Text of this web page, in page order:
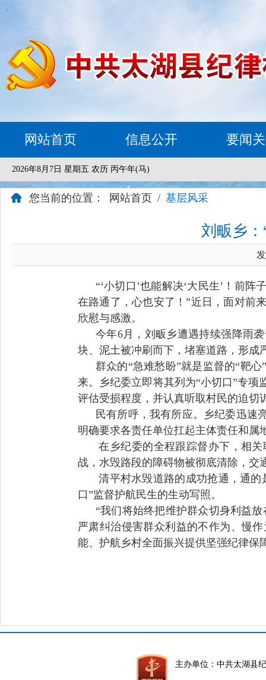
网站首页 信息公开 要闻
2026年8月7日 星期五 农历 丙午年(马)
您当前的位置： 网站首页 / 基层风采
刘畈乡
“‘小切口’也能解决‘大民生’！前
在路通了，心也安了！”近日，面对前
欣慰与感激。
今年6月，刘畈乡遭遇持续强降雨
块、泥土被冲刷而下，堵塞道路，形成
群众的“急难愁盼”就是监督的“靶
来。乡纪委立即将其列为“小切口”专
评估受损程度，并认真听取村民的迫切
民有所呼，我有所应。乡纪委迅速
明确要求各责任单位扛起主体责任和
在乡纪委的全程跟踪督办下，相
战，水毁路段的障碍物被彻底清除，交
清平村水毁道路的成功抢通，通
口”监督护航民生的生动写照。
“我们将始终把维护群众切身利益
严肃纠治侵害群众利益的不作为、慢
能、护航乡村全面振兴提供坚强纪律保
主办单位：中共太湖县